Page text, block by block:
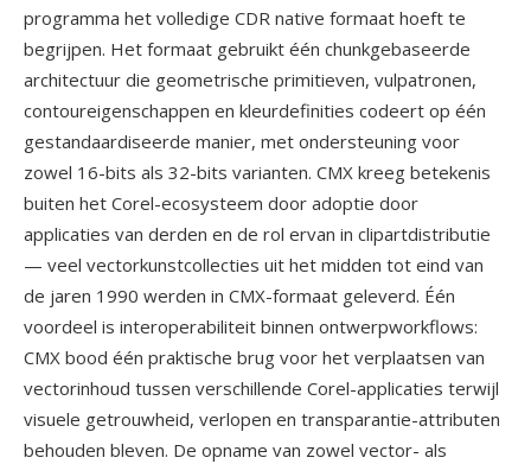
programma het volledige CDR native formaat hoeft te
begrijpen. Het formaat gebruikt één chunkgebaseerde
architectuur die geometrische primitieven, vulpatronen,
contoureigenschappen en kleurdefinities codeert op één
gestandaardiseerde manier, met ondersteuning voor
zowel 16-bits als 32-bits varianten. CMX kreeg betekenis
buiten het Corel-ecosysteem door adoptie door
applicaties van derden en de rol ervan in clipartdistributie
— veel vectorkunstcollecties uit het midden tot eind van
de jaren 1990 werden in CMX-formaat geleverd. Één
voordeel is interoperabiliteit binnen ontwerpworkflows:
CMX bood één praktische brug voor het verplaatsen van
vectorinhoud tussen verschillende Corel-applicaties terwijl
visuele getrouwheid, verlopen en transparantie-attributen
behouden bleven. De opname van zowel vector- als